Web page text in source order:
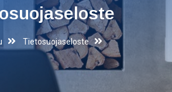
Tietosuojaseloste